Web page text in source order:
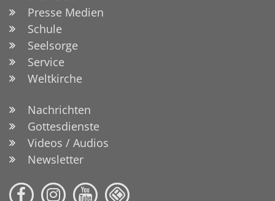
Presse Medien
Schule
Seelsorge
Service
Weltkirche
Nachrichten
Gottesdienste
Videos / Audios
Newsletter